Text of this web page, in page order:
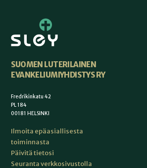
SUOMEN LUTERILAINEN
EVANKELIUMIYHDISTYS RY
Fredrikinkatu 42
PL 184
00181 HELSINKI
Ilmoita epäasiallisesta
toiminnasta
Päivitä tietosi
Seuranta verkkosivustolla